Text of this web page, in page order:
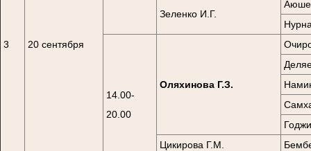
3 20 сентября
Зеленко И.Г.
14.00-
20.00
Оляхинова Г.З.
Цикирова Г.М.